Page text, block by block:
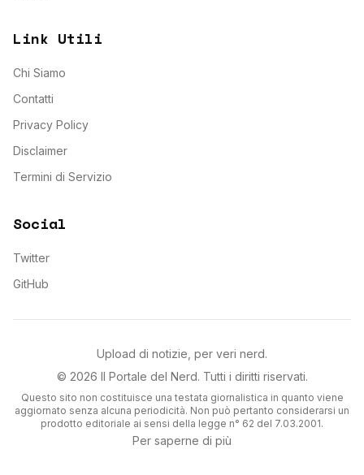
Link Utili
Chi Siamo
Contatti
Privacy Policy
Disclaimer
Termini di Servizio
Social
Twitter
GitHub
Upload di notizie, per veri nerd.
© 2026 Il Portale del Nerd. Tutti i diritti riservati.
Questo sito non costituisce una testata giornalistica in quanto viene
aggiornato senza alcuna periodicità. Non può pertanto considerarsi un
prodotto editoriale ai sensi della legge n° 62 del 7.03.2001.
Per saperne di più